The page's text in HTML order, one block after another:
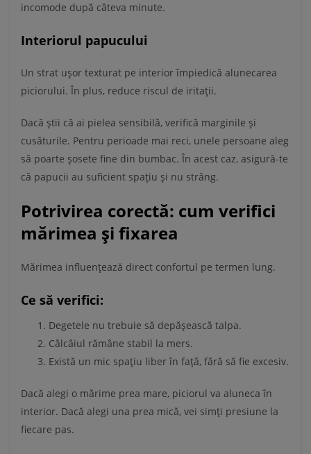
incomode după câteva minute.
Interiorul papucului
Un strat ușor texturat pe interior împiedică alunecarea
piciorului. În plus, reduce riscul de iritații.
Dacă știi că ai pielea sensibilă, verifică marginile și
cusăturile. Pentru perioade mai reci, unele persoane aleg
să poarte șosete fine din bumbac. În acest caz, asigură-te
că papucii au suficient spațiu și nu strâng.
Potrivirea corectă: cum verifici
mărimea și fixarea
Mărimea influențează direct confortul pe termen lung.
Ce să verifici:
Degetele nu trebuie să depășească talpa.
Călcâiul rămâne stabil la mers.
Există un mic spațiu liber în față, fără să fie excesiv.
Dacă alegi o mărime prea mare, piciorul va aluneca în
interior. Dacă alegi una prea mică, vei simți presiune la
fiecare pas.